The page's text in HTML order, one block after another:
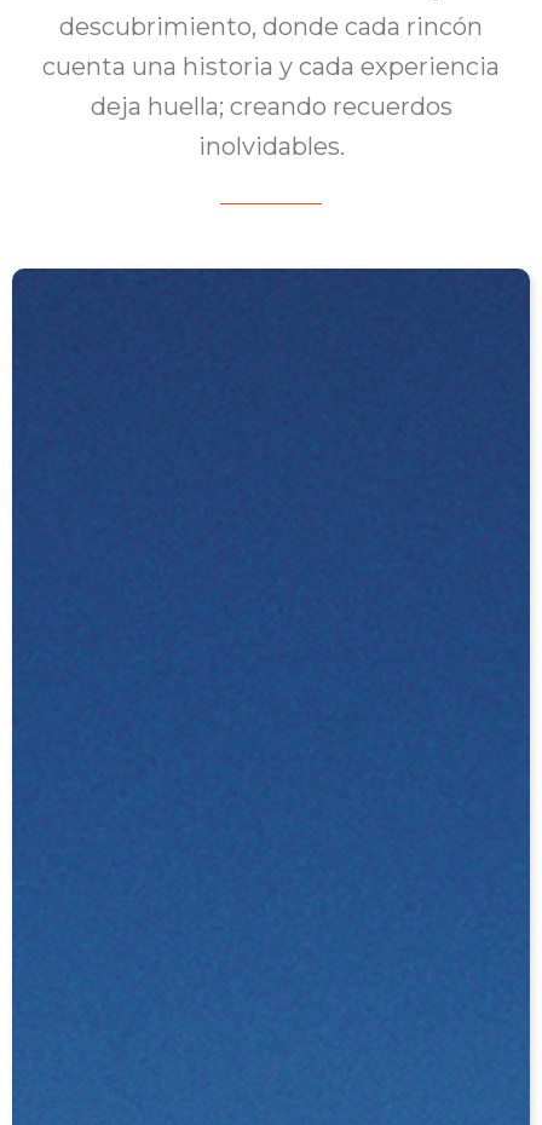
descubrimiento, donde cada rincón
cuenta una historia y cada experiencia
deja huella; creando recuerdos
inolvidables.